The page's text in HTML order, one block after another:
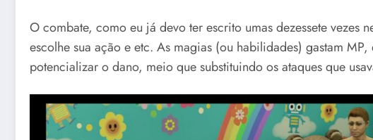
O combate, como eu já devo ter escrito umas dezessete vezes
escolhe sua ação e etc. As magias (ou habilidades) gastam
potencializar o dano, meio que substituindo os ataques que